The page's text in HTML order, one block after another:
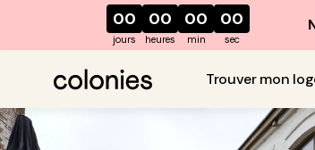
00
jours
00
heures
00
min
00
sec
Trouver mon